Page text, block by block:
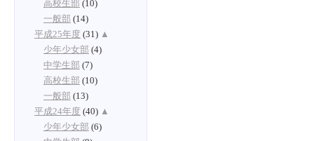
高校生部 (10)
一般部 (14)
平成25年度 (31) ▲
少年少女部 (4)
中学生部 (7)
高校生部 (10)
一般部 (13)
平成24年度 (40) ▲
少年少女部 (6)